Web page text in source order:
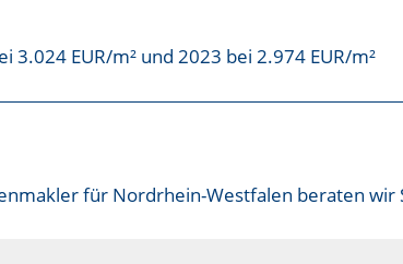
3.024 EUR/m² und 2023 bei 2.974 EUR/m²
für Nordrhein-Westfalen beraten wir